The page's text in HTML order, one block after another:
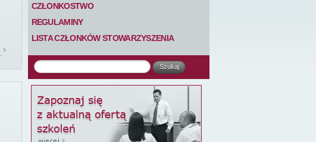
CZŁONKOSTWO
REGULAMINY
LISTA CZŁONKÓW STOWARZYSZENIA